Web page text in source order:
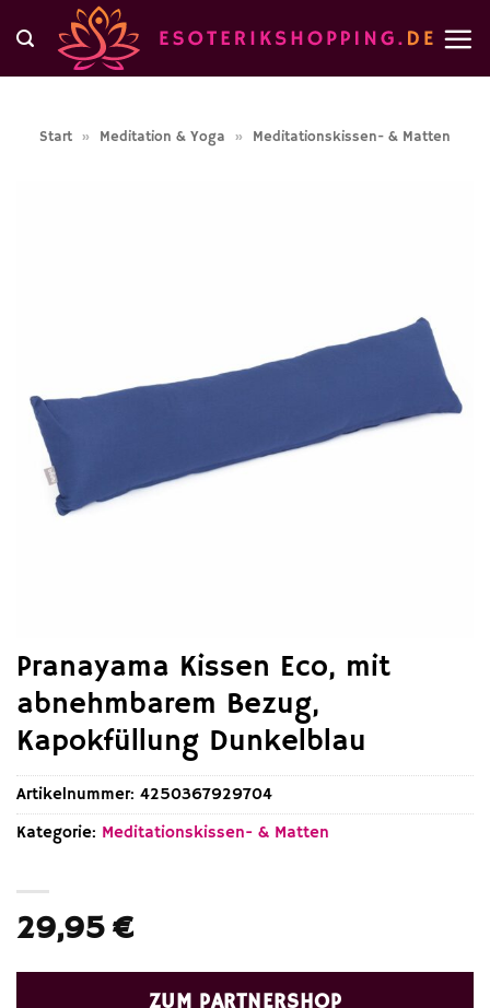
Inhalt
springen
Start » Meditation & Yoga » Meditationskissen- & Matten
Pranayama Kissen Eco, mit
abnehmbarem Bezug,
Kapokfüllung Dunkelblau
29,95€
ZUM PARTNERSHOP
Artikelnummer: 4250367929704
Kategorie: Meditationskissen- & Matten